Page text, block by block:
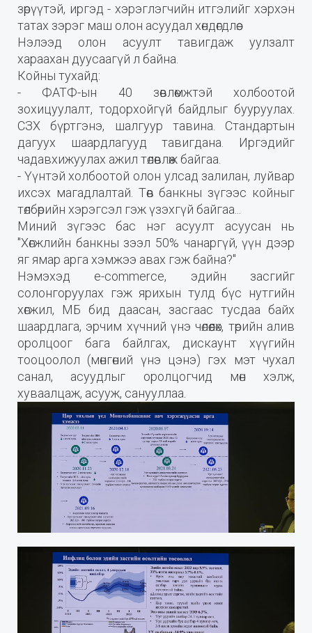
зөрүүтэй, иргэд - хэрэглэгчийн итгэлийг хэрхэн
татах зэрэг маш олон асуудал хөндөгдлөө.
Нэлээд олон асуулт тавигдаж уулзалт
хараахан дуусаагүй л байна.
Койны тухайд:
- ФАТФ-ын 40 зөвлөмжтэй холбоотой
зохицуулалт, тодорхойгүй байдлыг бууруулах.
СЗХ бүртгэнэ, шалгуур тавина. Стандартын
дагуух шаардлагууд тавигдана. Иргэдийг
чадавхижуулах ажил төлөвлөж байгаа.
- Үүнтэй холбоотой олон улсад залилан, луйвар
ихсэх магадлалтай. Төв банкны зүгээс койныг
төлбөрийн хэрэгсэл гэж үзэхгүй байгаа...
Миний зүгээс бас нэг асуулт асуусан нь
"Хөгжлийн банкны зээл 50% чанаргүй, үүн дээр
яг ямар арга хэмжээ авах гэж байна?"
Нэмэхэд e-commerce, эдийн засгийг
солонгоруулах гэж ярихын тулд бүс нутгийн
хөгжил, МБ бид даасан, засгаас тусдаа байх
шаардлага, эрчим хүчний үнэ чөлөөлөх, төрийн алив
оролцоог бага байлгах, дискаунт хүүгийн
тооцоолол (мөнгөний үнэ цэнэ) гэх мэт чухал
санал, асуудлыг оролцогчид мөн хэлж,
хуваалцаж, асууж, санууллаа.